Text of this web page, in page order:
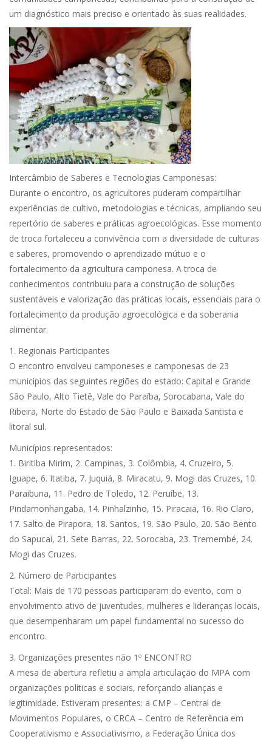
um diagnóstico mais preciso e orientado às suas realidades.
Intercâmbio de Saberes e Tecnologias Camponesas:
Durante o encontro, os agricultores puderam compartilhar
experiências de cultivo, metodologias e técnicas, ampliando seu
repertório de saberes e práticas agroecológicas. Esse momento
de troca fortaleceu a convivência com a diversidade de culturas
e saberes, promovendo o aprendizado mútuo e o
fortalecimento da agricultura camponesa. A troca de
conhecimentos contribuiu para a construção de soluções
sustentáveis e valorização das práticas locais, essenciais para o
fortalecimento da produção agroecológica e da soberania
alimentar.
1. Regionais Participantes
O encontro envolveu camponeses e camponesas de 23
municípios das seguintes regiões do estado: Capital e Grande
São Paulo, Alto Tietê, Vale do Paraíba, Sorocabana, Vale do
Ribeira, Norte do Estado de São Paulo e Baixada Santista e
litoral sul.
Municípios representados:
1. Biritiba Mirim, 2. Campinas, 3. Colômbia, 4. Cruzeiro, 5.
Iguape, 6. Itatiba, 7. Juquiá, 8. Miracatu, 9. Mogi das Cruzes, 10.
Paraibuna, 11. Pedro de Toledo, 12. Peruíbe, 13.
Pindamonhangaba, 14. Pinhalzinho, 15. Piracaia, 16. Rio Claro,
17. Salto de Pirapora, 18. Santos, 19. São Paulo, 20. São Bento
do Sapucaí, 21. Sete Barras, 22. Sorocaba, 23. Tremembé, 24.
Mogi das Cruzes.
2. Número de Participantes
Total: Mais de 170 pessoas participaram do evento, com o
envolvimento ativo de juventudes, mulheres e lideranças locais,
que desempenharam um papel fundamental no sucesso do
encontro.
3. Organizações presentes não 1º ENCONTRO
A mesa de abertura refletiu a ampla articulação do MPA com
organizações políticas e sociais, reforçando alianças e
legitimidade. Estiveram presentes: a CMP – Central de
Movimentos Populares, o CRCA – Centro de Referência em
Cooperativismo e Associativismo, a Federação Única dos